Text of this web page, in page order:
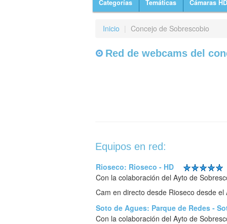
Categorías Temáticas Cámaras HD
Inicio | Concejo de Sobrescobio
Red de webcams del
Equipos en red:
Rioseco: Rioseco - HD
Con la colaboración del Ayto de
Cam en directo desde Rioseco desde el
Soto de Agues: Parque de Redes -
Con la colaboración del Ayto de